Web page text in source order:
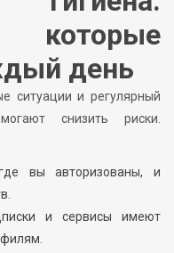
день
ситуации и регулярный
снизить риски.
вы авторизованы, и
и сервисы имеют